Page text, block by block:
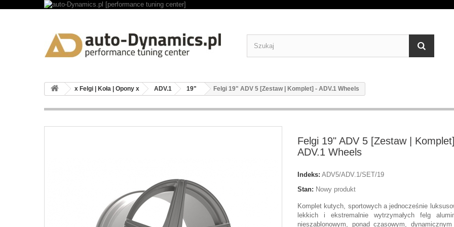
x Felgi | Koła | Opony x ADV.1 19" Felgi 19" ADV 5 [Zestaw | Komplet] - ADV.1 Wheels
Felgi 19" ADV 5 [Zestaw |
ADV.1 Wheels
Indeks: ADV5/ADV.1/SET/19
Stan: Nowy produkt
Komplet kutych, sportowych a jednocześnie
lekkich i ekstremalnie wytrzymałych felg
nieszablonowym, ponad czasowym,